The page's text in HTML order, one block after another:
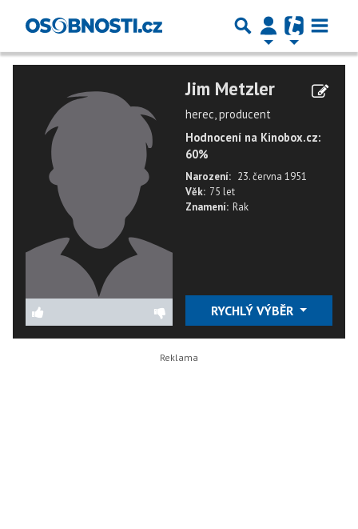
Jim Metzler
herec, producent
Hodnocení na Kinobox.cz:
60%
Narození: 23. června 1951
Věk: 75 let
Znamení: Rak
RYCHLÝ VÝBĚR